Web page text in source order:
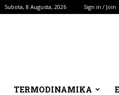
Subota, 8 Augusta, 2026 Sign in / Join
TERMODINAMIKA